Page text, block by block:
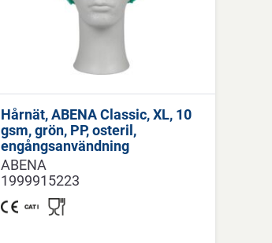
Hårnät, ABENA Classic, XL, 10
gsm, grön, PP, osteril,
engångsanvändning
ABENA
1999915223